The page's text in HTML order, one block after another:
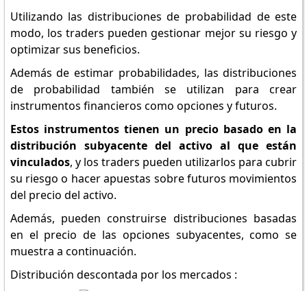
Utilizando las distribuciones de probabilidad de este
modo, los traders pueden gestionar mejor su riesgo y
optimizar sus beneficios.
Además de estimar probabilidades, las distribuciones
de probabilidad también se utilizan para crear
instrumentos financieros como opciones y futuros.
Estos instrumentos tienen un precio basado en la
distribución subyacente del activo al que están
vinculados, y los traders pueden utilizarlos para cubrir
su riesgo o hacer apuestas sobre futuros movimientos
del precio del activo.
Además, pueden construirse distribuciones basadas
en el precio de las opciones subyacentes, como se
muestra a continuación.
Distribución descontada por los mercados :